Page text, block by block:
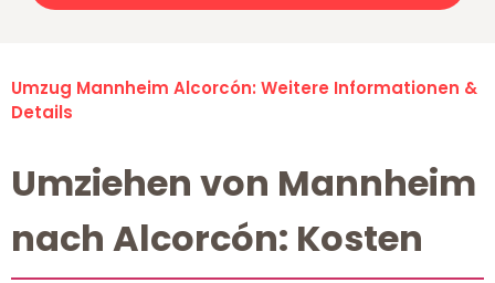
Umzug Mannheim Alcorcón: Weitere Informationen &
Details
Umziehen von Mannheim
nach Alcorcón: Kosten